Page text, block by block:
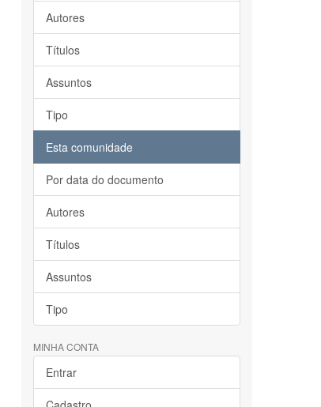
Autores
Títulos
Assuntos
Tipo
Esta comunidade
Por data do documento
Autores
Títulos
Assuntos
Tipo
MINHA CONTA
Entrar